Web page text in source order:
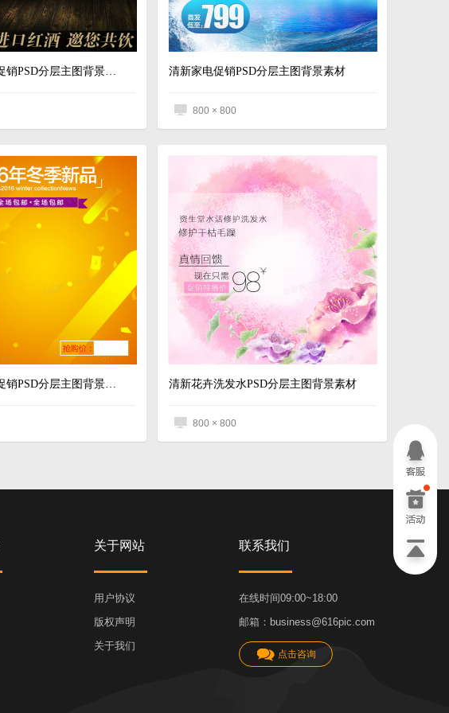
梦幻深色红酒促销PSD分层主图背景素材 清新家电促销PSD分层主图背景素材
800 × 800
橙色冬季新品促销PSD分层主图背景素材 清新花卉洗发水PSD分层主图背景素材
800 × 800
关于网站
用户协议
版权声明
关于我们
联系我们
在线时间09:00~18:00
邮箱：business@616pic.com
点击咨询